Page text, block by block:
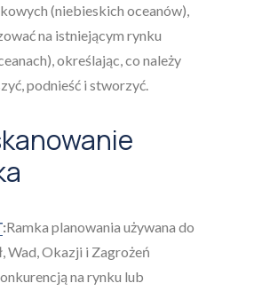
(niebieskich oceanów),
na istniejącym rynku
określając, co należy
podnieść i stworzyć.
:Ramka planowania używana do
Wad, Okazji i Zagrożeń
na rynku lub